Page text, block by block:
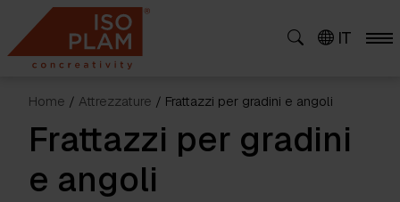
content
IT
Home / Attrezzature / Frattazzi per gradini e angoli
Frattazzi per gradini
e angoli